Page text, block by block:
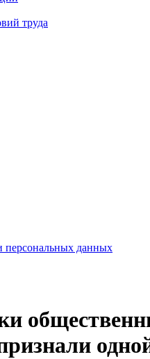
труда
персональных данных